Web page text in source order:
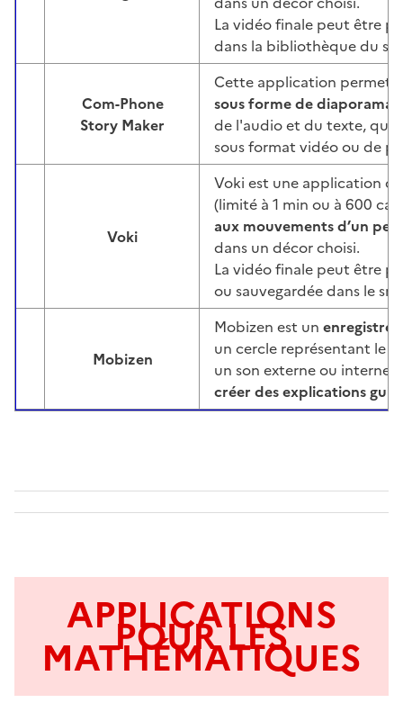
La vidéo finale peut être
dans la bibliothèque du
Com-Phone
Story Maker
Cette application permet
sous forme de diaporama
de l'audio et du texte,
sous format vidéo ou de
Voki
Voki est une application
(limité à 1 min ou à 600
aux mouvements d’un
dans un décor choisi.
La vidéo finale peut être
ou sauvegardée dans le
Mobizen
Mobizen est un
un cercle représentant le
un son externe ou
créer des explications
APPLICATIONS
POUR LES
MATHÉMATIQUES